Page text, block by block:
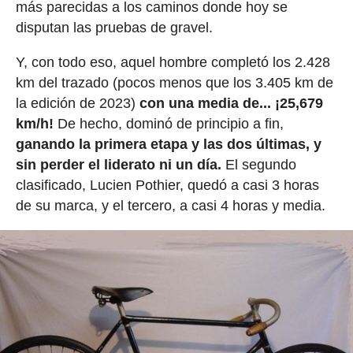
más parecidas a los caminos donde hoy se
disputan las pruebas de gravel.
Y, con todo eso, aquel hombre completó los 2.428
km del trazado (pocos menos que los 3.405 km de
la edición de 2023) con una media de... ¡25,679
km/h! De hecho, dominó de principio a fin,
ganando la primera etapa y las dos últimas, y
sin perder el liderato ni un día. El segundo
clasificado, Lucien Pothier, quedó a casi 3 horas
de su marca, y el tercero, a casi 4 horas y media.